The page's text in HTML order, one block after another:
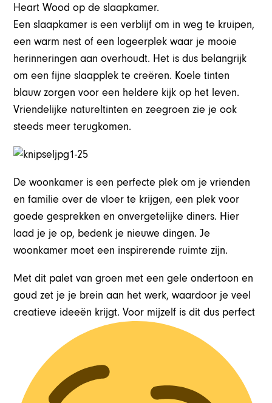
Heart Wood op de slaapkamer.
Een slaapkamer is een verblijf om in weg te kruipen,
een warm nest of een logeerplek waar je mooie
herinneringen aan overhoudt. Het is dus belangrijk
om een fijne slaapplek te creëren. Koele tinten
blauw zorgen voor een heldere kijk op het leven.
Vriendelijke natureltinten en zeegroen zie je ook
steeds meer terugkomen.
De woonkamer is een perfecte plek om je vrienden
en familie over de vloer te krijgen, een plek voor
goede gesprekken en onvergetelijke diners. Hier
laad je je op, bedenk je nieuwe dingen. Je
woonkamer moet een inspirerende ruimte zijn.
Met dit palet van groen met een gele ondertoon en
goud zet je je brein aan het werk, waardoor je veel
creatieve ideeën krijgt. Voor mijzelf is dit dus perfect